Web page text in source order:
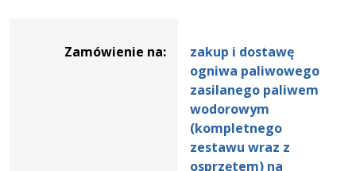
zamówieniaZamówienie na:
zakup i dostawę
ogniwa paliwowego
zasilanego paliwem
wodorowym
(kompletnego
zestawu wraz z
osprzętem) na